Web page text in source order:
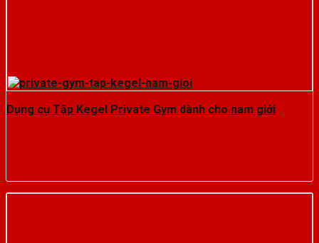
Dụng cụ Tập Kegel Private Gym dành cho nam giới